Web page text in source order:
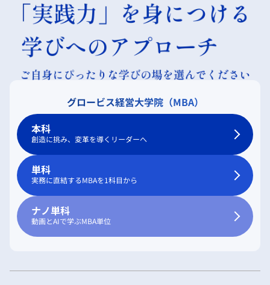
グロービス経営大学院（MBA）
本科
創造に挑み、変革を導くリーダーへ
単科
実務に直結するMBAを1科目から
ナノ単科
動画とAIで学ぶMBA単位